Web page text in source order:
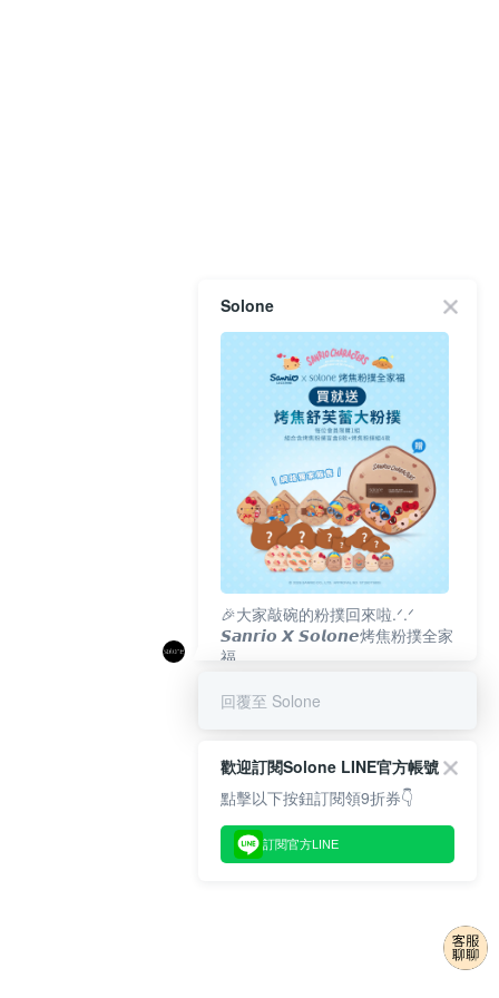
Solone
🎉大家敲碗的粉撲回來啦.ᐟ‪‪.ᐟ
𝙎𝙖𝙣𝙧𝙞𝙤 𝙓 𝙎𝙤𝙡𝙤𝙣𝙚烤焦粉撲全家
福
回覆至 Solone
歡迎訂閱Solone LINE官方帳號
點擊以下按鈕訂閱領9折券👇
訂閱官方LINE